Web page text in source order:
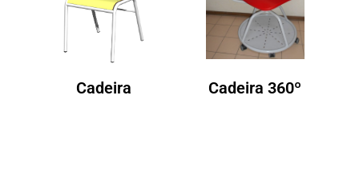
Cadeira Cadeira 360º